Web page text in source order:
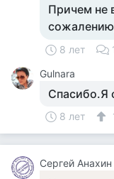
Причем не
8 лет
Gulnara
Спасибо.Я
8 лет
Сергей Анахин